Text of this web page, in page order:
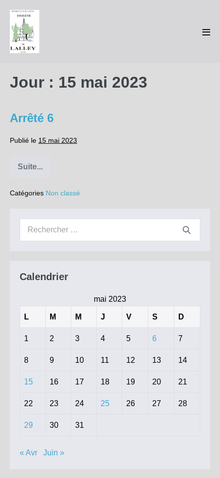
contenu
Jour : 15 mai 2023
Arrêté 6
Publié le 15 mai 2023
Suite...
Arrêté
Catégories Non classé
Recherche
Calendrier
mai 2023
L M M J V S D
1 2 3 4 5 6 7
8 9 10 11 12 13 14
15 16 17 18 19 20 21
22 23 24 25 26 27 28
29 30 31
« Avr Juin »